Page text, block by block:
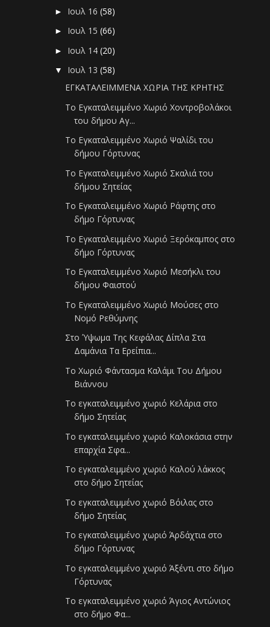
► Ιουλ 16(58)
► Ιουλ 15(66)
► Ιουλ 14(20)
▼ Ιουλ 13(58)
ΕΓΚΑΤΑΛΕΙΜΜΕΝΑ ΧΩΡΙΑ ΤΗΣ ΚΡΗΤΗΣ
Το Εγκαταλειμμένο Χωριό Χοντροβολάκοι
του δήμου Αγ...
Το Εγκαταλειμμένο Χωριό Ψαλίδι του
δήμου Γόρτυνας
Το Εγκαταλειμμένο Χωριό Σκαλιά του
δήμου Σητείας
Το Εγκαταλειμμένο Χωριό Ράφτης στο
δήμο Γόρτυνας
Το Εγκαταλειμμένο Χωριό Ξερόκαμπος στο
δήμο Γόρτυνας
Το Εγκαταλειμμένο Χωριό Μεσήκλι του
δήμου Φαιστού
Το Εγκαταλειμμένο Χωριό Μούσες στο
Νομό Ρεθύμνης
Στο Ύψωμα Της Κεφάλας Δίπλα Στα
Δαμάνια Τα Ερείπια...
Το Χωριό Φάντασμα Καλάμι Του Δήμου
Βιάννου
Το εγκαταλειμμένο χωριό Κελάρια στο
δήμο Σητείας
Το εγκαταλειμμένο χωριό Καλοκάσια στην
επαρχία Σφα...
Το εγκαταλειμμένο χωριό Καλού λάκκος
στο δήμο Σητείας
Το εγκαταλειμμένο χωριό Βόιλας στο
δήμο Σητείας
Το εγκαταλειμμένο χωριό Άρδάχτια στο
δήμο Γόρτυνας
Το εγκαταλειμμένο χωριό Άξέντι στο δήμο
Γόρτυνας
Το εγκαταλειμμένο χωριό Άγιος Αντώνιος
στο δήμο Φα...